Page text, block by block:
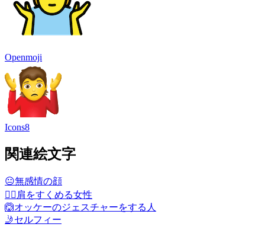
Openmoji
Icons8
関連絵文字
😐無感情の顔
🤷‍♀️ 肩をすくめる女性
🙆オッケーのジェスチャーをする人
🤳 セルフィー